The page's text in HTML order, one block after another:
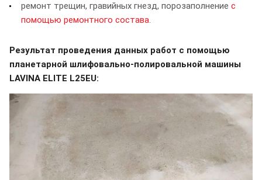
ремонт трещин, гравийных гнезд, порозаполнение с
помощью ремонтного состава.
Результат проведения данных работ с помощью
планетарной шлифовально-полировальной машины
LAVINA ELITE L25EU: